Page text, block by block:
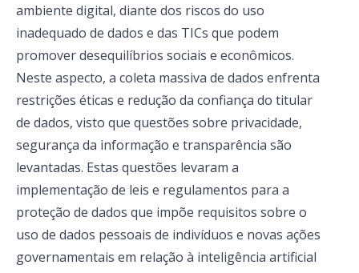
ambiente digital, diante dos riscos do uso
inadequado de dados e das TICs que podem
promover desequilíbrios sociais e econômicos.
Neste aspecto, a coleta massiva de dados enfrenta
restrições éticas e redução da confiança do titular
de dados, visto que questões sobre privacidade,
segurança da informação e transparência são
levantadas. Estas questões levaram a
implementação de leis e regulamentos para a
proteção de dados que impõe requisitos sobre o
uso de dados pessoais de indivíduos e novas ações
governamentais em relação à inteligência artificial